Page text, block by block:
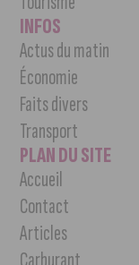
INFOS
Actus du matin
Économie
Faits divers
Transport
PLAN DU SITE
Accueil
Contact
Articles